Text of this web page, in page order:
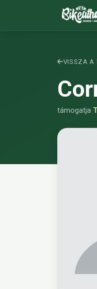
VISSZA A
támogatja